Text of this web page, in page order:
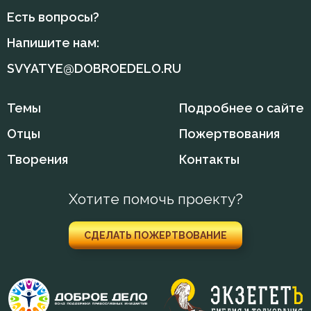
Искушение
Любовь к Богу
Молитва
Монах
Макарий Великий
Макарий Оптинский (Иванов)
Максим Исповедник
Никита Стифат
Никон Оптинский (Беляев)
Нил Синайский
Петр Дамаскин
Симеон Новый Богослов
Феодор Студит
Есть вопросы?
Напишите нам:
SVYATYE@DOBROEDELO.RU
Темы
Отцы
Творения
Подробнее о сайте
Пожертвования
Контакты
Хотите помочь проекту?
СДЕЛАТЬ ПОЖЕРТВОВАНИЕ